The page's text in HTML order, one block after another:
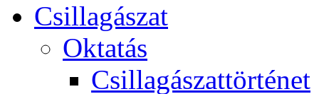
Csil­la­gá­szat
Ok­ta­tás
Csil­la­gá­szat­tör­té­net